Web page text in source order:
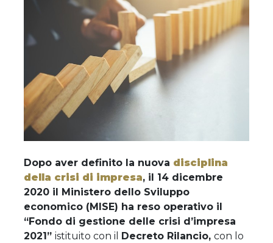
Dopo aver definito la nuova disciplina
della crisi di impresa, il 14 dicembre
2020 il Ministero dello Sviluppo
economico (MISE) ha reso operativo il
“Fondo di gestione delle crisi d’impresa
2021” istituito con il Decreto Rilancio, con lo